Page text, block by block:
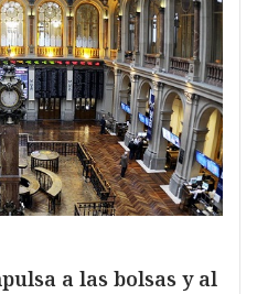
a las bolsas y al